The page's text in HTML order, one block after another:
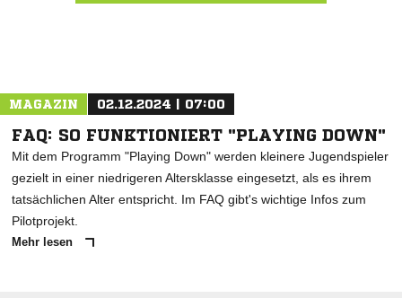
MAGAZIN 02.12.2024 | 07:00
FAQ: SO FUNKTIONIERT "PLAYING DOWN"
Mit dem Programm "Playing Down" werden kleinere Jugendspieler
gezielt in einer niedrigeren Altersklasse eingesetzt, als es ihrem
tatsächlichen Alter entspricht. Im FAQ gibt's wichtige Infos zum
Pilotprojekt.
Mehr lesen